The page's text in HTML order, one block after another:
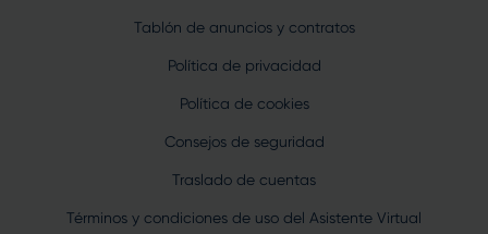
Tablón de anuncios y contratos
Política de privacidad
Política de cookies
Consejos de seguridad
Traslado de cuentas
Términos y condiciones de uso del Asistente Virtual